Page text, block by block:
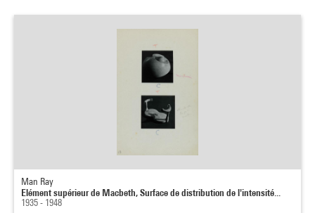
Man Ray
Elément supérieur de Macbeth, Surface de distribution de l'intensité...
1935 - 1948